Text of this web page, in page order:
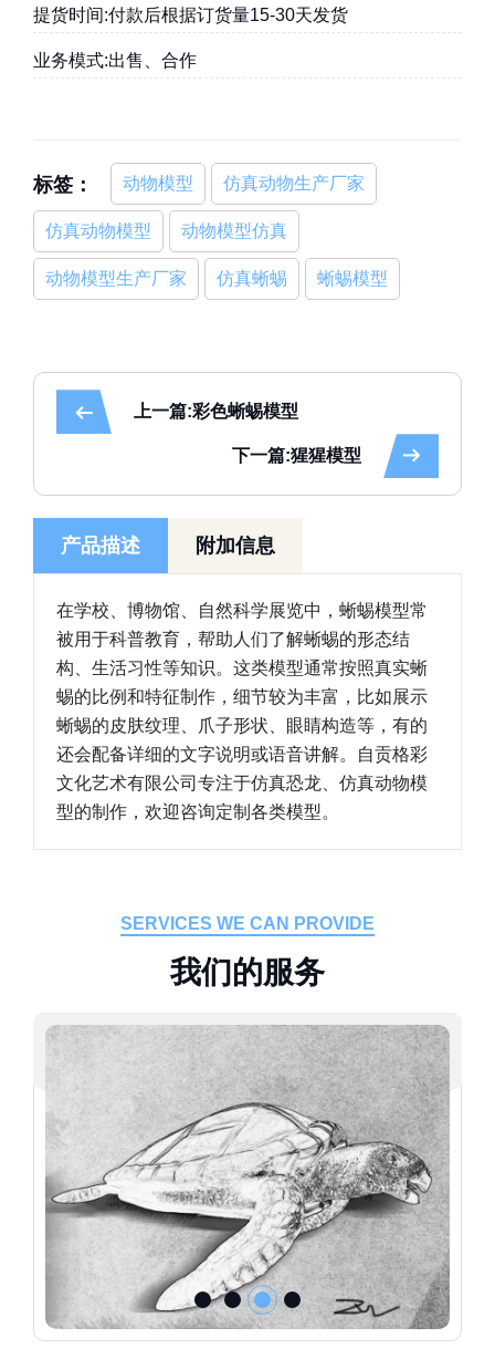
提货时间:付款后根据订货量15-30天发货
业务模式:出售、合作
标签： 动物模型 仿真动物生产厂家
仿真动物模型 动物模型仿真
动物模型生产厂家 仿真蜥蜴 蜥蜴模型
上一篇:彩色蜥蜴模型
下一篇:猩猩模型
产品描述 附加信息
在学校、博物馆、自然科学展览中，蜥蜴模型常
被用于科普教育，帮助人们了解蜥蜴的形态结
构、生活习性等知识。这类模型通常按照真实蜥
蜴的比例和特征制作，细节较为丰富，比如展示
蜥蜴的皮肤纹理、爪子形状、眼睛构造等，有的
还会配备详细的文字说明或语音讲解。自贡格彩
文化艺术有限公司专注于仿真恐龙、仿真动物模
型的制作，欢迎咨询定制各类模型。
SERVICES WE CAN PROVIDE
我们的服务